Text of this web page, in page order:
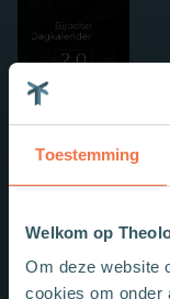
Toestemming
Welkom op
Om deze website
cookies om onder